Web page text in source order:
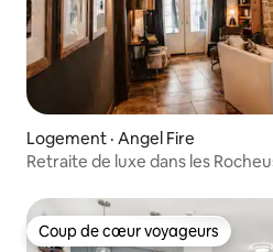
Logement · Angel Fire
Retraite de luxe dans les
Coup de cœur voyageurs
Coup de cœur voyageurs